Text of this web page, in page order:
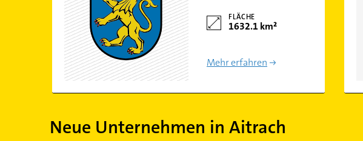
FLÄCHE
1632.1 km²
Mehr erfahren
Neue Unternehmen in Aitrach